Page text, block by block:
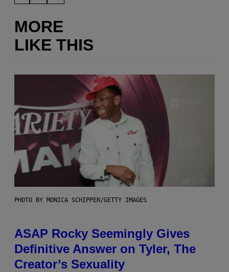
MORE
LIKE THIS
PHOTO BY MONICA SCHIPPER/GETTY IMAGES
ASAP Rocky Seemingly Gives
Definitive Answer on Tyler, The
Creator’s Sexuality